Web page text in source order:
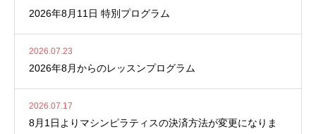
2026年8月11日 特別プログラム
2026.07.23
2026年8月からのレッスンプログラム
2026.07.17
8月1日よりマシンピラティスの決済方法が変更になりま